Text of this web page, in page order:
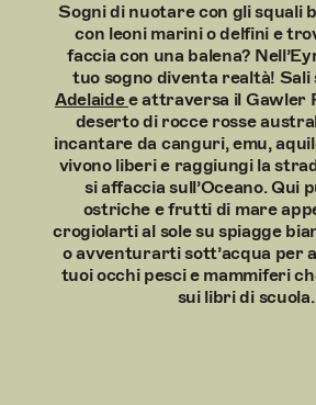
Sogni di nuotare con gli squali
con leoni marini o delfini e
faccia con una balena?
tuo sogno diventa realtà! Sali
Adelaidee attraversa il Gawler
deserto di rocce rosse
incantare da canguri, emu,
vivono liberi e raggiungi la
si affaccia sull’Oceano. Qui
ostriche e frutti di mare
crogiolarti al sole su spiagge
o avventurarti sott’acqua per
tuoi occhi pesci e mammiferi
sui libri di scuola.